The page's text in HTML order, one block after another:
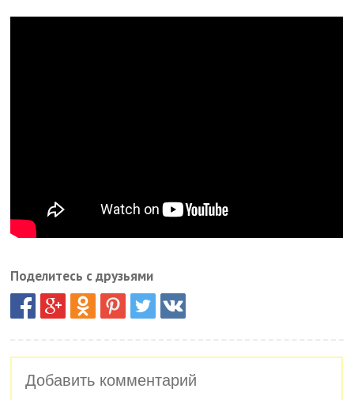
Поделитесь с друзьями
Добавить комментарий